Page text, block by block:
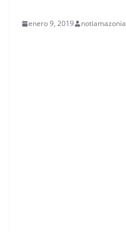
enero 9, 2019 notiamazonia